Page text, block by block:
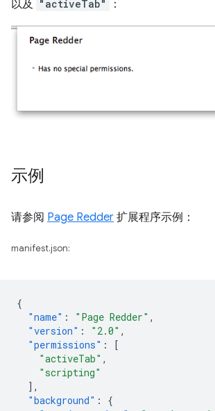
以及 "activeTab" ：
示例
请参阅 Page Redder 扩展程序示例：
manifest.json:
{
"name" : "Page Redder" ,
"version" : "2.0" ,
"permissions" :
[
"activeTab" ,
"scripting"
],
"background" :
{